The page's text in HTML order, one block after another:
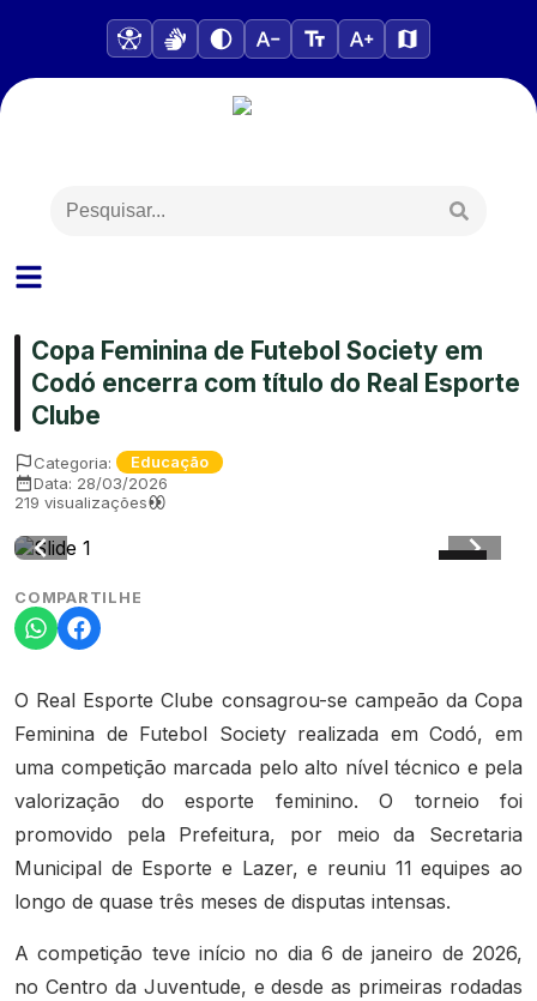
Copa Feminina de Futebol Society em
Codó encerra com título do Real Esporte
Clube
Categoria: Educação
Data: 28/03/2026
219 visualizações
COMPARTILHE
O Real Esporte Clube consagrou-se campeão da Copa
Feminina de Futebol Society realizada em Codó, em
uma competição marcada pelo alto nível técnico e pela
valorização do esporte feminino. O torneio foi
promovido pela Prefeitura, por meio da Secretaria
Municipal de Esporte e Lazer, e reuniu 11 equipes ao
longo de quase três meses de disputas intensas.
A competição teve início no dia 6 de janeiro de 2026,
no Centro da Juventude, e desde as primeiras rodadas